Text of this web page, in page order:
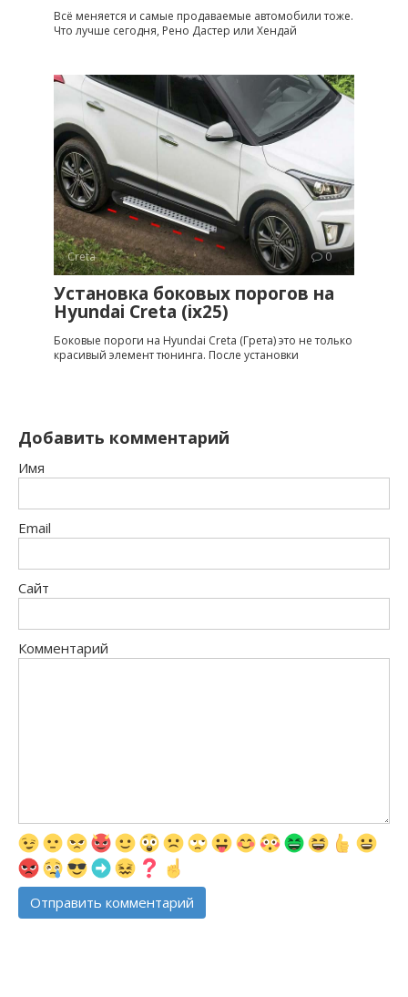
Всё меняется и самые продаваемые автомобили тоже.
Что лучше сегодня, Рено Дастер или Хендай
Creta 0
Установка боковых порогов на
Hyundai Creta (ix25)
Боковые пороги на Hyundai Creta (Грета) это не только
красивый элемент тюнинга. После установки
Добавить комментарий
Имя
Email
Сайт
Комментарий